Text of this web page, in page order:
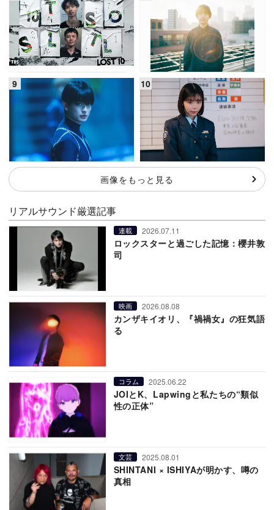
画像をもっと見る
リアルサウンド厳選記事
連載 2026.07.11
ロックスターと過ごした記憶：櫻井敦
司
映画 2026.08.08
カンザキイオリ、『禍禍女』の狂気語
る
コラム 2025.06.22
JOIとK、Lapwingと私たちの“類似
性の正体”
文芸 2025.08.01
SHINTANI × ISHIYAが明かす、噂の
真相